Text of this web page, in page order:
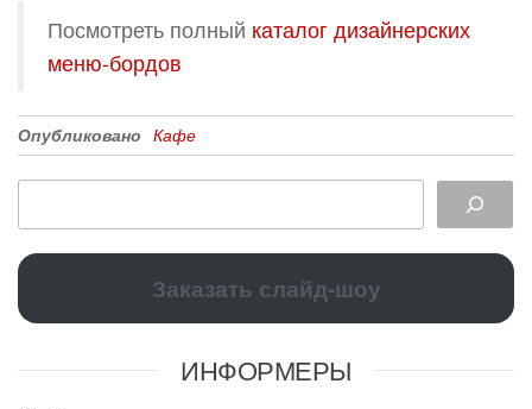
Посмотреть полный каталог дизайнерских
меню-бордов
Опубликовано Кафе
Заказать слайд-шоу
ИНФОРМЕРЫ